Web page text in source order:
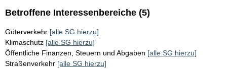
Betroffene Interessenbereiche (5)
Güterverkehr [alle SG hierzu]
Klimaschutz [alle SG hierzu]
Öffentliche Finanzen, Steuern und Abgaben [alle SG hierzu]
Straßenverkehr [alle SG hierzu]